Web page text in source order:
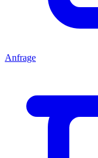
Anfrage